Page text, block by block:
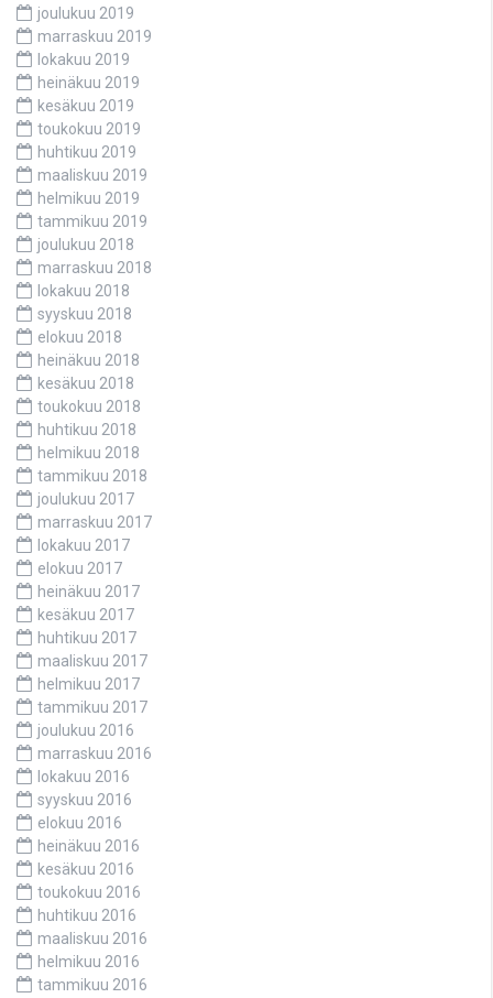
joulukuu 2019
marraskuu 2019
lokakuu 2019
heinäkuu 2019
kesäkuu 2019
toukokuu 2019
huhtikuu 2019
maaliskuu 2019
helmikuu 2019
tammikuu 2019
joulukuu 2018
marraskuu 2018
lokakuu 2018
syyskuu 2018
elokuu 2018
heinäkuu 2018
kesäkuu 2018
toukokuu 2018
huhtikuu 2018
helmikuu 2018
tammikuu 2018
joulukuu 2017
marraskuu 2017
lokakuu 2017
elokuu 2017
heinäkuu 2017
kesäkuu 2017
huhtikuu 2017
maaliskuu 2017
helmikuu 2017
tammikuu 2017
joulukuu 2016
marraskuu 2016
lokakuu 2016
syyskuu 2016
elokuu 2016
heinäkuu 2016
kesäkuu 2016
toukokuu 2016
huhtikuu 2016
maaliskuu 2016
helmikuu 2016
tammikuu 2016